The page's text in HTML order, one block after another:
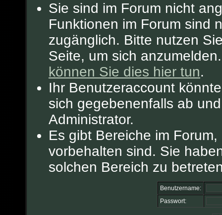
Sie sind im Forum nicht
Funktionen im Forum sind
zugänglich. Bitte nutzen
Seite, um sich
können Sie dies hier tun.
Ihr Benutzeraccount
sich gegebenenfalls ab
Administrator.
Es gibt Bereiche im
vorbehalten sind. Sie
solchen Bereich zu
Benutzername:
Passwort: